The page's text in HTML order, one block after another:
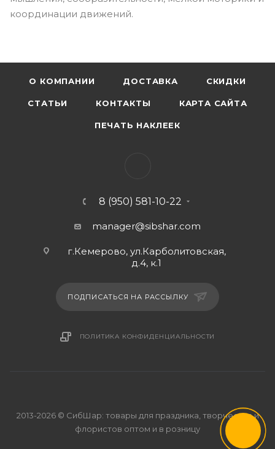
координации движений.
О КОМПАНИИ ДОСТАВКА СКИДКИ
СТАТЬИ КОНТАКТЫ КАРТА САЙТА
ПЕЧАТЬ НАКЛЕЕК
8 (950) 581-10-22
manager@sibshar.com
г.Кемерово, ул.Карболитовская,
д.4, к.1
ПОДПИСАТЬСЯ НА РАССЫЛКУ
ПОЛИТИКА КОНФИДЕНЦИАЛЬНОСТИ
2013-2026 © СибШар: товары для праздника, творчества и
флористов оптом и в розницу